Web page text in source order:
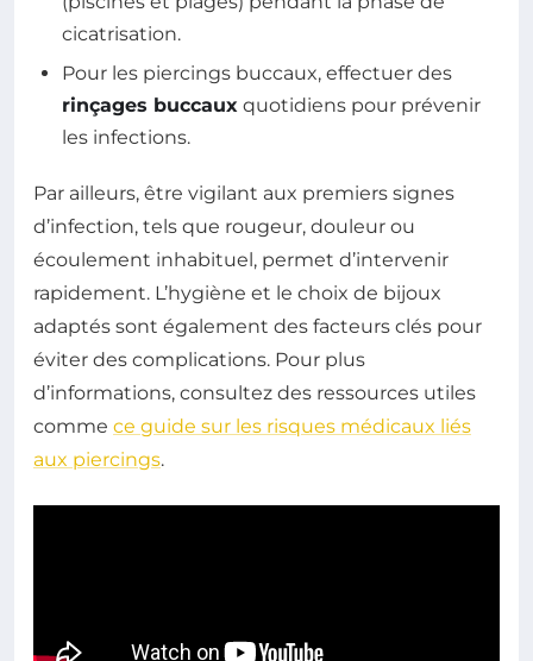
cicatrisation.
Pour les piercings buccaux, effectuer des
rinçages buccaux quotidiens pour prévenir
les infections.
Par ailleurs, être vigilant aux premiers signes
d’infection, tels que rougeur, douleur ou
écoulement inhabituel, permet d’intervenir
rapidement. L’hygiène et le choix de bijoux
adaptés sont également des facteurs clés pour
éviter des complications. Pour plus
d’informations, consultez des ressources utiles
comme ce guide sur les risques médicaux liés
aux piercings.